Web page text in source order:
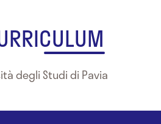
degli Studi di Pavia